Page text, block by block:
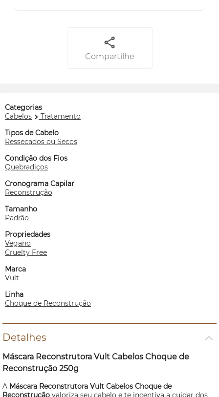
Compartilhe
Categorias
Cabelos
Tratamento
Tipos de Cabelo
Ressecados ou Secos
Condição dos Fios
Quebradiços
Cronograma Capilar
Reconstrução
Tamanho
Padrão
Propriedades
Vegano
Cruelty Free
Marca
Vult
Linha
Choque de Reconstrução
Detalhes
Máscara Reconstrutora Vult Cabelos Choque de
Reconstrução 250g
A Máscara Reconstrutora Vult Cabelos Choque de
Reconstrução valoriza seu cabelo e te incentiva a cuidar dos